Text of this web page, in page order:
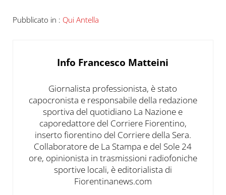
Pubblicato in : Qui Antella
Info Francesco Matteini
Giornalista professionista, è stato
capocronista e responsabile della redazione
sportiva del quotidiano La Nazione e
caporedattore del Corriere Fiorentino,
inserto fiorentino del Corriere della Sera.
Collaboratore de La Stampa e del Sole 24
ore, opinionista in trasmissioni radiofoniche
sportive locali, è editorialista di
Fiorentinanews.com